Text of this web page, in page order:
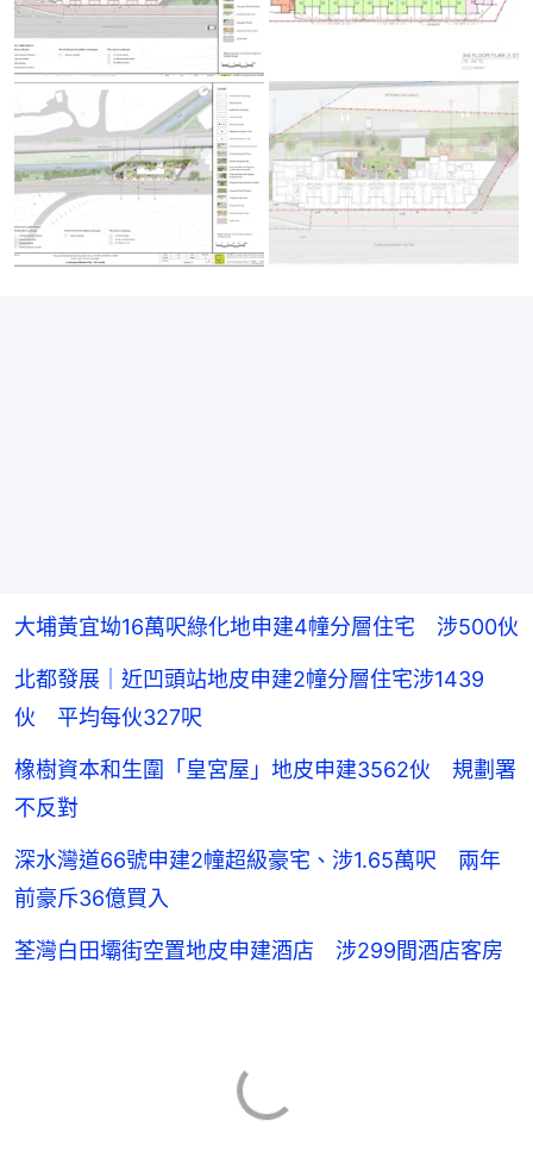
大埔黃宜坳16萬呎綠化地申建4幢分層住宅 涉500伙
北都發展｜近凹頭站地皮申建2幢分層住宅涉1439
伙 平均每伙327呎
橡樹資本和生圍「皇宮屋」地皮申建3562伙 規劃署
不反對
深水灣道66號申建2幢超級豪宅、涉1.65萬呎 兩年
前豪斥36億買入
荃灣白田壩街空置地皮申建酒店 涉299間酒店客房